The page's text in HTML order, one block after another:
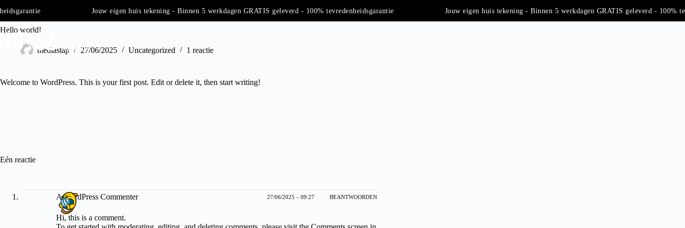
naar
de
inhoud
Jouw eigen huis tekening - Binnen 5 werkdagen GRATIS geleverd - 100% tevredenheidsgarantie Jouw eigen huis tekening - Binnen 5 werkdagen GRATIS geleverd - 100%
Hello world!
mediastap 27/06/2025 Uncategorized 1 reactie
Welcome to WordPress. This is your first post. Edit or delete it, then start writing!
Eén reactie
A WordPress Commenter 27/06/2025 – 09:27 BEANTWOORDEN
Hi, this is a comment.